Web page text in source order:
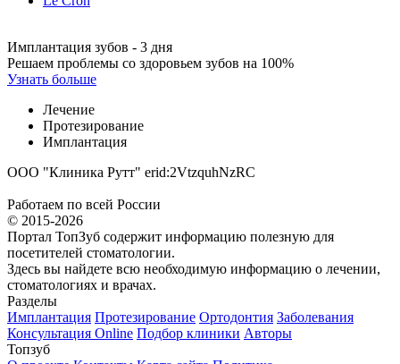
Имплантация зубов - 3 дня
Решаем проблемы со здоровьем зубов на 100%
Узнать больше
Лечение
Протезирование
Имплантация
ООО "Клиника Рутт" erid:2VtzquhNzRC
Работаем по всей России
© 2015-2026
Портал ТопЗуб содержит информацию полезную для
посетителей стоматологии.
Здесь вы найдете всю необходимую информацию о лечении,
стоматологиях и врачах.
Разделы
Имплантация Протезирование Ортодонтия Заболевания
Консультация Online Подбор клиники Авторы
Топзуб